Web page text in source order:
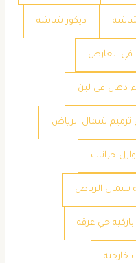
شاشه ديكور شاشه
في العارض
دهان في لبن
ترميم شمال الرياض
خزانات
شمال الرياض
حي عرقه
خارجيه